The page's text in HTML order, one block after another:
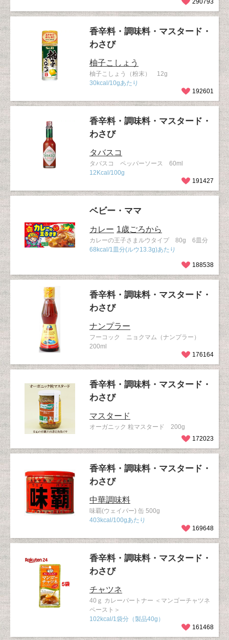
290793
香辛料・調味料・マスタード・
わさび
柚子こしょう
柚子こしょう（粉末） 12g
30kcal/10gあたり
192601
香辛料・調味料・マスタード・
わさび
タバスコ
タバスコ ペッパーソース 60ml
12Kcal/100g
191427
ベビー・ママ
カレー 1歳ごろから
カレーの王子さまルウタイプ 80g 6皿分
68kcal/1皿分(ルウ13.3g)あたり
188538
香辛料・調味料・マスタード・
わさび
ナンプラー
フーコック ニョクマム（ナンプラー）
200ml
176164
香辛料・調味料・マスタード・
わさび
マスタード
オーガニック 粒マスタード 200g
172023
香辛料・調味料・マスタード・
わさび
中華調味料
味覇(ウェイパー) 缶 500g
403kcal/100gあたり
169648
香辛料・調味料・マスタード・
わさび
チャツネ
40ｇ カレーパートナー ＜マンゴーチャツネ
ペースト＞
102kcal/1袋分（製品40g）
161468